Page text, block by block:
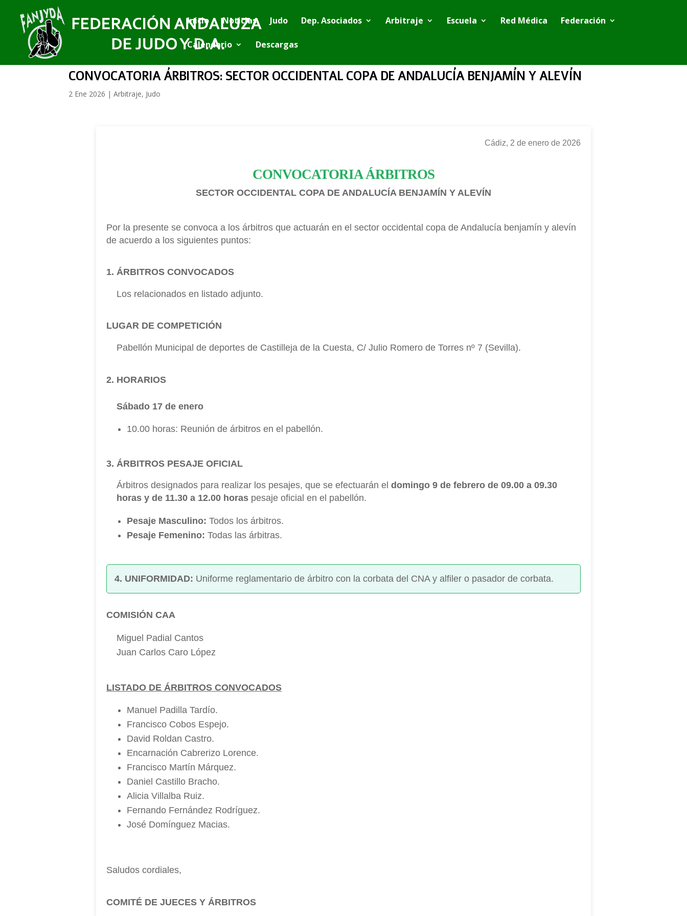
Inicio Noticias Judo Dep. Asociados Arbitraje Escuela Red Médica Federación
Calendario Descargas
CONVOCATORIA ÁRBITROS: SECTOR OCCIDENTAL COPA DE ANDALUCÍA BENJAMÍN Y ALEVÍN
2 Ene 2026 |Arbitraje, Judo
Cádiz, 2 de enero de 2026
CONVOCATORIA ÁRBITROS
SECTOR OCCIDENTAL COPA DE ANDALUCÍA BENJAMÍN Y ALEVÍN
Por la presente se convoca a los árbitros que actuarán en el sector occidental copa de Andalucía benjamín y alevín
de acuerdo a los siguientes puntos:
1. ÁRBITROS CONVOCADOS
Los relacionados en listado adjunto.
LUGAR DE COMPETICIÓN
Pabellón Municipal de deportes de Castilleja de la Cuesta, C/ Julio Romero de Torres nº 7 (Sevilla).
2. HORARIOS
Sábado 17 de enero
10.00 horas: Reunión de árbitros en el pabellón.
3. ÁRBITROS PESAJE OFICIAL
Árbitros designados para realizar los pesajes, que se efectuarán eldomingo 9 de febrero de 09.00 a 09.30
horas y de 11.30 a 12.00 horas pesaje oficial en el pabellón.
Pesaje Masculino: Todos los árbitros.
Pesaje Femenino: Todas las árbitras.
4. UNIFORMIDAD: Uniforme reglamentario de árbitro con la corbata del CNA y alfiler o pasador de corbata.
COMISIÓN CAA
Miguel Padial Cantos
Juan Carlos Caro López
LISTADO DE ÁRBITROS CONVOCADOS
Manuel Padilla Tardío.
Francisco Cobos Espejo.
David Roldan Castro.
Encarnación Cabrerizo Lorence.
Francisco Martín Márquez.
Daniel Castillo Bracho.
Alicia Villalba Ruiz.
Fernando Fernández Rodríguez.
José Domínguez Macias.
Saludos cordiales,
COMITÉ DE JUECES Y ÁRBITROS